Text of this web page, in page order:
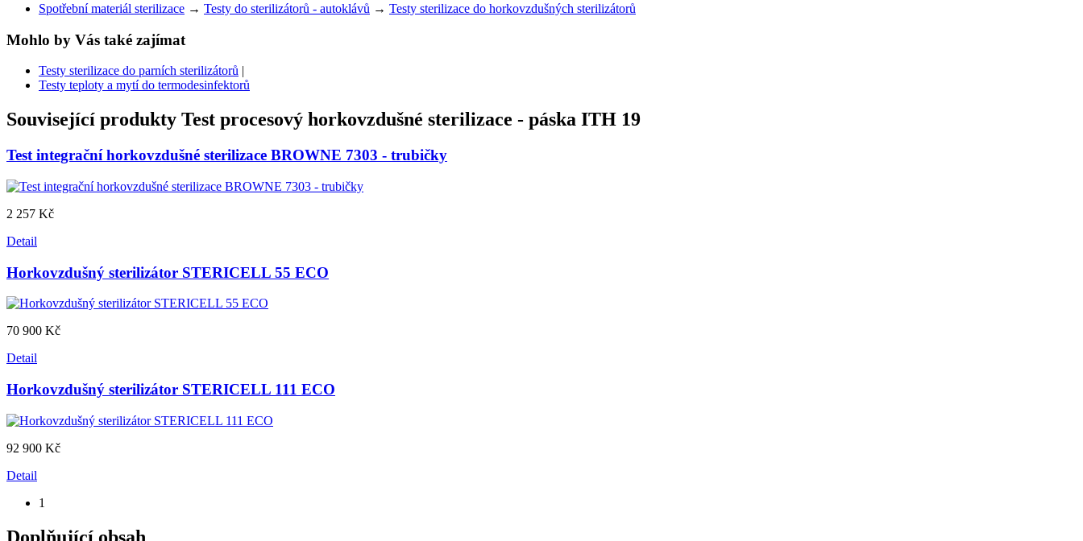
Spotřební materiál sterilizace → Testy do sterilizátorů - autoklávů → Testy sterilizace do horkovzdušných sterilizátorů
Mohlo by Vás také zajímat
Testy sterilizace do parních sterilizátorů |
Testy teploty a mytí do termodesinfektorů
Související produkty Test procesový horkovzdušné sterilizace - páska ITH 19
Test integrační horkovzdušné sterilizace BROWNE 7303 - trubičky
2 257 Kč
Detail
Horkovzdušný sterilizátor STERICELL 55 ECO
70 900 Kč
Detail
Horkovzdušný sterilizátor STERICELL 111 ECO
92 900 Kč
Detail
1
Doplňující obsah